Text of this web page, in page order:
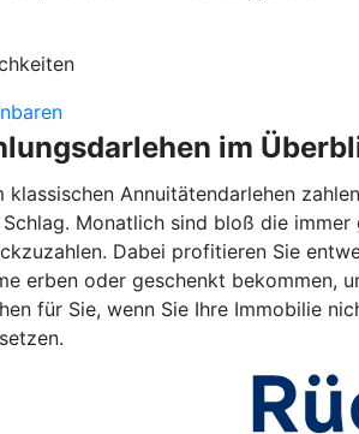
im
klassischen Annuitätendarlehen
Monatlich sind bloß die
Dabei profitieren Sie
erben oder geschenkt bekommen,
für Sie, wenn Sie Ihre Immobilie